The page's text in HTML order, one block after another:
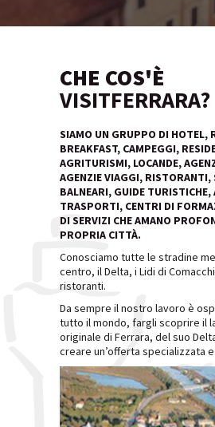
CHE COS'È
VISITFERRARA?
SIAMO UN GRUPPO DI HOTEL,
BREAKFAST, CAMPEGGI,
AGRITURISMI, LOCANDE,
AGENZIE VIAGGI, RISTORANTI,
BALNEARI, GUIDE TURISTICHE,
TRASPORTI, CENTRI DI
DI SERVIZI CHE AMANO
PROPRIA CITTÀ.
Conosciamo tutte le stradine
centro, il Delta, i Lidi di
ristoranti.
Da sempre il nostro lavoro è
tutto il mondo, fargli scoprire il
originale di Ferrara, del suo
creare un’offerta specializzata